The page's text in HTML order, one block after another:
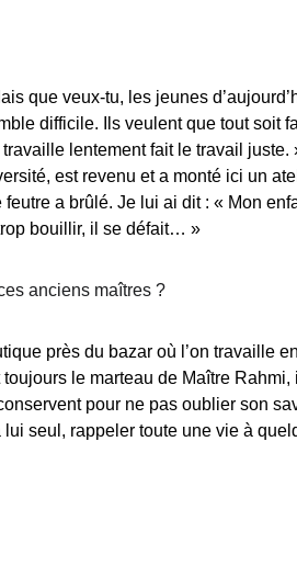
que veux-tu, les jeunes
difficile. Ils veulent que tout soit
lentement fait le travail juste.
est revenu et a monté ici un
a brûlé. Je lui ai dit : « Mon
bouillir, il se défait… »
anciens maîtres ?
près du bazar où l’on travaille
le marteau de Maître Rahmi,
pour ne pas oublier son
seul, rappeler toute une vie à